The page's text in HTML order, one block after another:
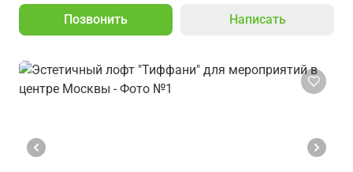
Позвонить Написать